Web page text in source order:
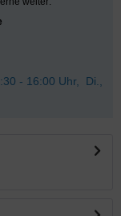
- 16:00 Uhr, Di.,